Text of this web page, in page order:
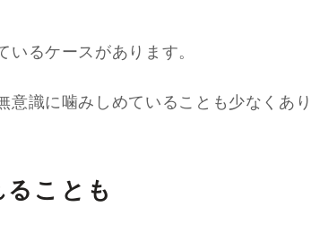
るケースがあります。
識に噛みしめていることも少なくあり
ことも